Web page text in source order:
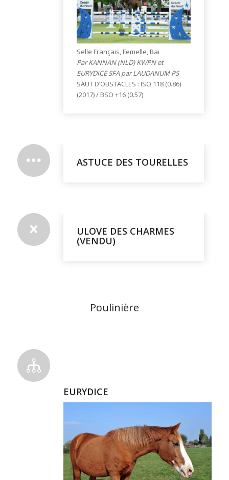
Selle Français, Femelle, Bai
Par KANNAN (NLD) KWPN et
EURYDICE SFA par LAUDANUM PS
SAUT D’OBSTACLES : ISO 118 (0.86)
(2017) / BSO +16 (0.57)
ASTUCE DES TOURELLES
ULOVE DES CHARMES
(VENDU)
Poulinière
EURYDICE